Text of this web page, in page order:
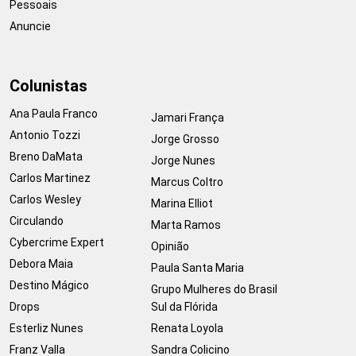
Pessoais
Anuncie
Colunistas
Ana Paula Franco
Antonio Tozzi
Breno DaMata
Carlos Martinez
Carlos Wesley
Circulando
Cybercrime Expert
Debora Maia
Destino Mágico
Drops
Esterliz Nunes
Franz Valla
Jamari França
Jorge Grosso
Jorge Nunes
Marcus Coltro
Marina Elliot
Marta Ramos
Opinião
Paula Santa Maria
Grupo Mulheres do Brasil
Sul da Flórida
Renata Loyola
Sandra Colicino